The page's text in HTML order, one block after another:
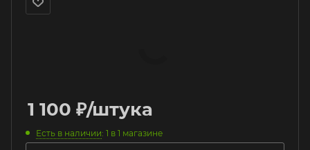
1 100 ₽/штука
Есть в наличии: 1 в 1 магазине